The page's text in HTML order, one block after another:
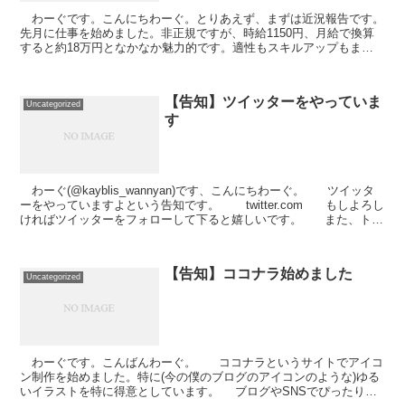
わーぐです。こんにちわーぐ。とりあえず、まずは近況報告です。
先月に仕事を始めました。非正規ですが、時給1150円、月給で換算
すると約18万円となかなか魅力的です。適性もスキルアップもまっ
Uncategorized
【告知】ツイッターをやっていま
す
わーぐ(@kayblis_wannyan)です、こんにちわーぐ。 ツイッタ
ーをやっていますよという告知です。 twitter.com もしよろし
ければツイッターをフォローして下ると嬉しいです。 また、トッ
Uncategorized 【告知】ココナラ始めました
わーぐです。こんばんわーぐ。 ココナラというサイトでアイコ
ン制作を始めました。特に(今の僕のブログのアイコンのような)ゆる
いイラストを特に得意としています。 ブログやSNSでぴったり